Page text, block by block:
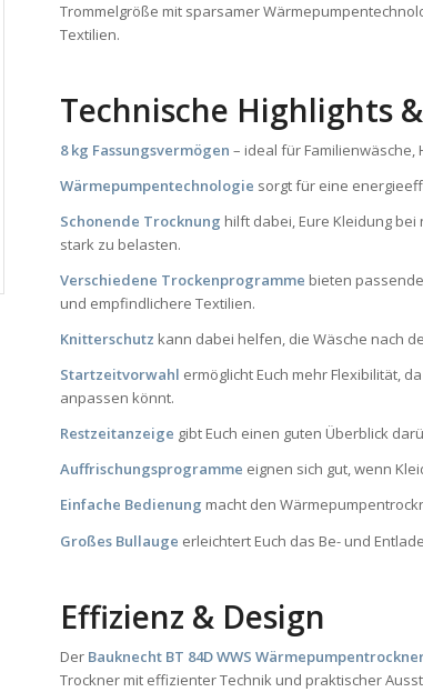
Trommelgröße mit sparsamer
Textilien.
Technische Highlights
8 kg Fassungsvermögen – ideal für
Wärmepumpentechnologie sorgt für eine
Schonende Trocknung hilft dabei, Eure Kleidung
stark zu belasten.
Verschiedene Trockenprogramme bieten
und empfindlichere Textilien.
Knitterschutz kann dabei helfen, die Wäsche nach
Startzeitvorwahl ermöglicht Euch mehr Flexibilität,
anpassen könnt.
Restzeitanzeige gibt Euch einen guten Überblick
Auffrischungsprogramme eignen sich gut, wenn
Einfache Bedienung macht den
Großes Bullauge erleichtert Euch das Be- und
Effizienz & Design
Der Bauknecht BT 84D WWS
Trockner mit effizienter Technik und praktischer